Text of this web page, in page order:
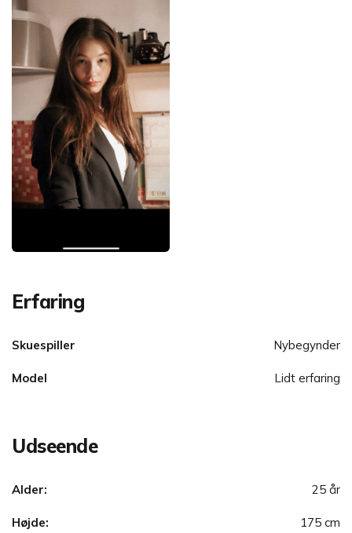
Erfaring
Skuespiller Nybegynder
Model Lidt erfaring
Udseende
Alder: 25 år
Højde: 175 cm